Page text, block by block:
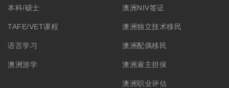
本科/硕士
TAFE/VET课程
语言学习
澳洲游学
澳洲NIV签证
澳洲独立技术移民
澳洲配偶移民
澳洲雇主担保
澳洲职业评估